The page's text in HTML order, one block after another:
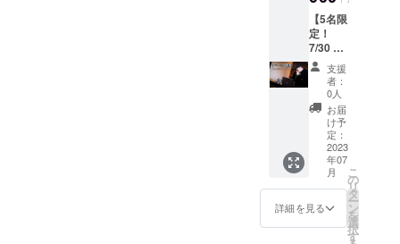
欄に】
希望の
お名前
をご記
入お願
い致し
ます。
※記入が
ない場
合は
CAMPF
IRE内の
お名前
を使用
させて
限定で
ご覧頂
ける、
視聴可
能な
URLを
お送り
致しま
す。 ※
お1人様
何口で
も支援
OKです
が、お
送りす
は1本に
【5名限
定！
7/30 リ
リース
ライブ
リハー
サル観
覧】 普
段絶対
に見ら
れな
い、貴
重なリ
リース
ライブ
のリ
支援
者：
0人
お届
け予
定：
2023
年07
月
詳細を見る
こ
の
リ
タ
ー
ン
を
選
択
す